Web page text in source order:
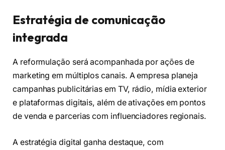
Estratégia de comunicação
integrada
A reformulação será acompanhada por ações de
marketing em múltiplos canais. A empresa planeja
campanhas publicitárias em TV, rádio, mídia exterior
e plataformas digitais, além de ativações em pontos
de venda e parcerias com influenciadores regionais.
A estratégia digital ganha destaque, com